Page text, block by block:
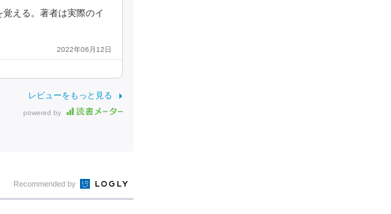
える。著者は実際のイ
2022年06月12日
レビューをもっと見る
powered by
Recommended by